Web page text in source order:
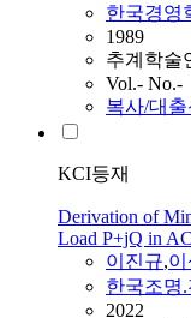
한국경영
1989
추계학술
Vol.- No.-
복사/대출
KCI등재
Derivation of
Load P+jQ in
이진규,
한국조명
2022